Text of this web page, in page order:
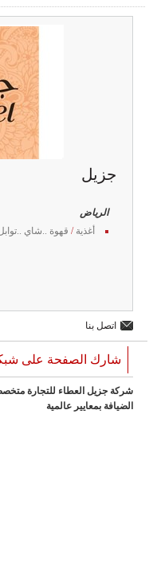
جزيل
الرياض
أغذية / قهوة ..شاي
اتصل بنا
شارك الصفحة على
شركة جزيل العطاء للتجارة
الضيافة بمعايير عالمية